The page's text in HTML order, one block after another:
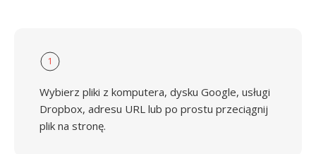
1
Wybierz pliki z komputera, dysku Google, usługi
Dropbox, adresu URL lub po prostu przeciągnij
plik na stronę.